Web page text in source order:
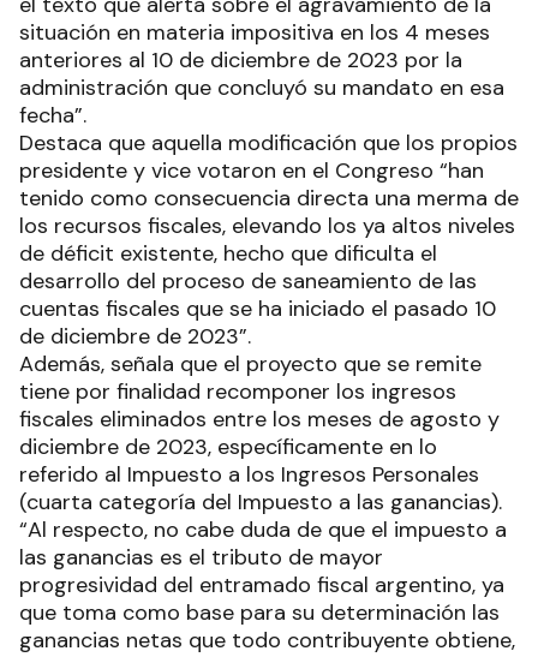
situación en materia impositiva en los 4 meses
anteriores al 10 de diciembre de 2023 por la
administración que concluyó su mandato en esa
fecha”.
Destaca que aquella modificación que los propios
presidente y vice votaron en el Congreso “han
tenido como consecuencia directa una merma de
los recursos fiscales, elevando los ya altos niveles
de déficit existente, hecho que dificulta el
desarrollo del proceso de saneamiento de las
cuentas fiscales que se ha iniciado el pasado 10
de diciembre de 2023”.
Además, señala que el proyecto que se remite
tiene por finalidad recomponer los ingresos
fiscales eliminados entre los meses de agosto y
diciembre de 2023, específicamente en lo
referido al Impuesto a los Ingresos Personales
(cuarta categoría del Impuesto a las ganancias).
“Al respecto, no cabe duda de que el impuesto a
las ganancias es el tributo de mayor
progresividad del entramado fiscal argentino, ya
que toma como base para su determinación las
ganancias netas que todo contribuyente obtiene,